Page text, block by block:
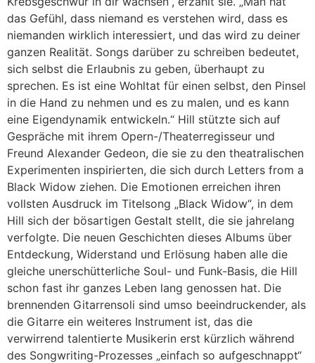
das Gefühl, dass niemand es verstehen wird, dass es
niemanden wirklich interessiert, und das wird zu deiner
ganzen Realität. Songs darüber zu schreiben bedeutet,
sich selbst die Erlaubnis zu geben, überhaupt zu
sprechen. Es ist eine Wohltat für einen selbst, den Pinsel
in die Hand zu nehmen und es zu malen, und es kann
eine Eigendynamik entwickeln.“ Hill stützte sich auf
Gespräche mit ihrem Opern-/Theaterregisseur und
Freund Alexander Gedeon, die sie zu den theatralischen
Experimenten inspirierten, die sich durch Letters from a
Black Widow ziehen. Die Emotionen erreichen ihren
vollsten Ausdruck im Titelsong „Black Widow“, in dem
Hill sich der bösartigen Gestalt stellt, die sie jahrelang
verfolgte. Die neuen Geschichten dieses Albums über
Entdeckung, Widerstand und Erlösung haben alle die
gleiche unerschütterliche Soul- und Funk-Basis, die Hill
schon fast ihr ganzes Leben lang genossen hat. Die
brennenden Gitarrensoli sind umso beeindruckender, als
die Gitarre ein weiteres Instrument ist, das die
verwirrend talentierte Musikerin erst kürzlich während
des Songwriting-Prozesses „einfach so aufgeschnappt“